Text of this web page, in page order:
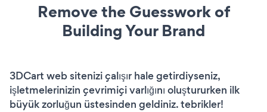
Remove the Guesswork of
Building Your Brand
3DCart web sitenizi çalışır hale getirdiyseniz,
işletmelerinizin çevrimiçi varlığını oluştururken ilk
büyük zorluğun üstesinden geldiniz. tebrikler!